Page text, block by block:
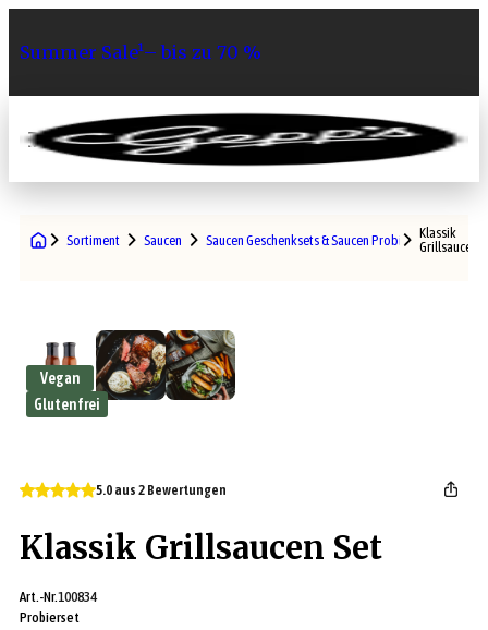
Summer Sale¹– bis zu 70 %
0
Sortiment Saucen Saucen Geschenksets & Saucen ProbiersetsKlassik
Grillsaucen
Vegan
Glutenfrei
5.0 aus 2 Bewertungen
Klassik Grillsaucen Set
Art.-Nr.100834
Probierset